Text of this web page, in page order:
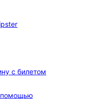
с билетом
помощью